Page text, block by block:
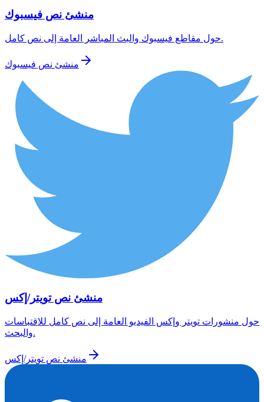
منشئ نص فيسبوك
حول مقاطع فيسبوك والبث المباشر العامة إلى نص كامل.
منشئ نص فيسبوك
منشئ نص تويتر/إكس
حول منشورات تويتر وإكس الفيديو العامة إلى نص كامل للاقتباسات
والبحث.
منشئ نص تويتر/إكس